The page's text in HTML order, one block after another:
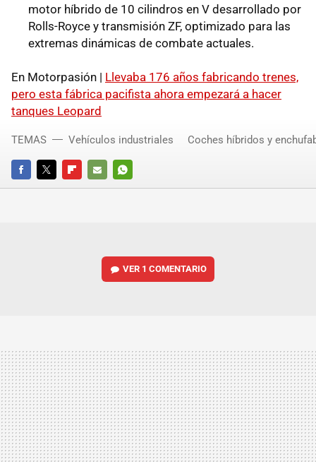
motor híbrido de 10 cilindros en V desarrollado por
Rolls-Royce y transmisión ZF, optimizado para las
extremas dinámicas de combate actuales.
En Motorpasión | Llevaba 176 años fabricando trenes,
pero esta fábrica pacifista ahora empezará a hacer
tanques Leopard
FACEBOOKTWITTERFLIPBOARD
E-
WHATSAPP
TEMAS Vehículos industriales Coches híbridos y
VER 1 COMENTARIO